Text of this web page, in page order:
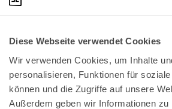
Diese Webseite verwendet Cookies
Wir verwenden Cookies, um Inhalte
personalisieren, Funktionen für
können und die Zugriffe auf unsere
Außerdem geben wir Informationen zu